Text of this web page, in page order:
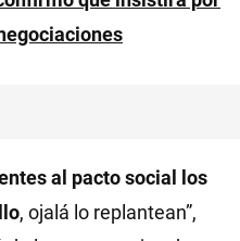
al pacto social los
, ojalá lo replantean”,